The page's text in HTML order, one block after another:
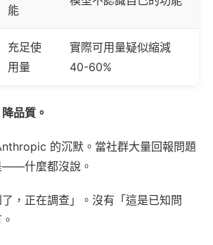
能
充足使
用量
實際可用量疑似縮減
40-60%
品質。
的沉默。當社群大量回報問題
——什麼都沒說。
，正在調查」。沒有「這是已知問